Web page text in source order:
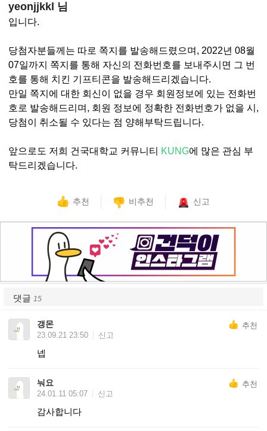
yeonjjkkl 님
입니다.
당첨자분들께는 따로 쪽지를 발송해드렸으며, 2022년 08월
07일까지 쪽지를 통해 자신의 전화번호를 보내주시면 그 번
호를 통해 치킨 기프티콘을 발송해드리겠습니다.
만일 쪽지에 대한 회신이 없을 경우 회원정보에 있는 전화번
호로 발송해드리며, 회원 정보에 정확한 전화번호가 없을 시,
당첨이 취소될 수 있다는 점 양해부탁드립니다.
앞으로도 저희 건국대학교 커뮤니티 KUNG에 많은 관심 부
탁드리겠습니다.
추천 비추천 신고
댓글 15
갱몬
추천
23.09.21 23:50
신고
넵
눠요
추천
24.01.11 05:07
신고
감사합니다